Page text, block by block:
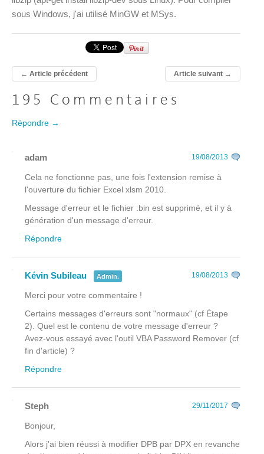
sous Windows, j'ai utilisé MinGW et MSys.
← Article précédent Article suivant→
195 Commentaires
Répondre →
adam 19/08/2013
Cela ne fonctionne pas, une fois l'extension remise à
l'ouverture du fichier Excel xlsm 2010.
Message d'erreur et le fichier .bin est supprimé, et il y à
génération d'un message d'erreur.
Répondre
Kévin Subileau Admin. 19/08/2013
Merci pour votre commentaire !
Certains messages d'erreurs sont "normaux" (cf Étape
2). Quel est le contenu de votre message d'erreur ?
Avez-vous essayé avec l'outil VBA Password Remover (cf
fin d'article) ?
Répondre
Steph 29/11/2017
Bonjour,
Alors j'ai bien réussi à modifier DPB par DPX en revanche